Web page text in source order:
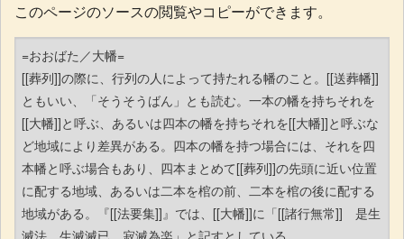
このページのソースの閲覧やコピーができます。